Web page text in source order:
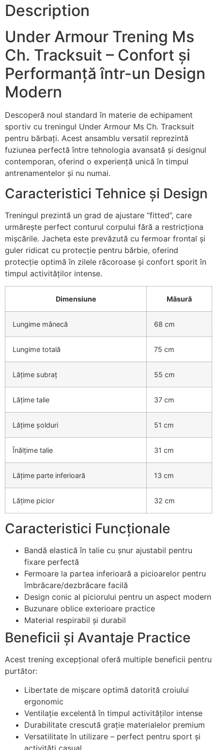
Description
Under Armour Trening Ms
Ch. Tracksuit – Confort și
Performanță într-un Design
Modern
Descoperă noul standard în materie de echipament
sportiv cu treningul Under Armour Ms Ch. Tracksuit
pentru bărbați. Acest ansamblu versatil reprezintă
fuziunea perfectă între tehnologia avansată și designul
contemporan, oferind o experiență unică în timpul
antrenamentelor și nu numai.
Caracteristici Tehnice și Design
Treningul prezintă un grad de ajustare “fitted”, care
urmărește perfect conturul corpului fără a restricționa
mișcările. Jacheta este prevăzută cu fermoar frontal și
guler ridicat cu protecție pentru bărbie, oferind
protecție optimă în zilele răcoroase și confort sporit în
timpul activităților intense.
Dimensiune Măsură
Lungime mânecă 68 cm
Lungime totală 75 cm
Lățime subraț 55 cm
Lățime talie 37 cm
Lățime șolduri 51 cm
Înălțime talie 31 cm
Lățime parte inferioară 13 cm
Lățime picior 32 cm
Caracteristici Funcționale
Bandă elastică în talie cu șnur ajustabil pentru
fixare perfectă
Fermoare la partea inferioară a picioarelor pentru
îmbrăcare/dezbrăcare facilă
Design conic al piciorului pentru un aspect modern
Buzunare oblice exterioare practice
Material respirabil și durabil
Beneficii și Avantaje Practice
Acest trening excepțional oferă multiple beneficii pentru
purtător:
Libertate de mișcare optimă datorită croiului
ergonomic
Ventilație excelentă în timpul activităților intense
Durabilitate crescută grație materialelor premium
Versatilitate în utilizare – perfect pentru sport și
activități casual